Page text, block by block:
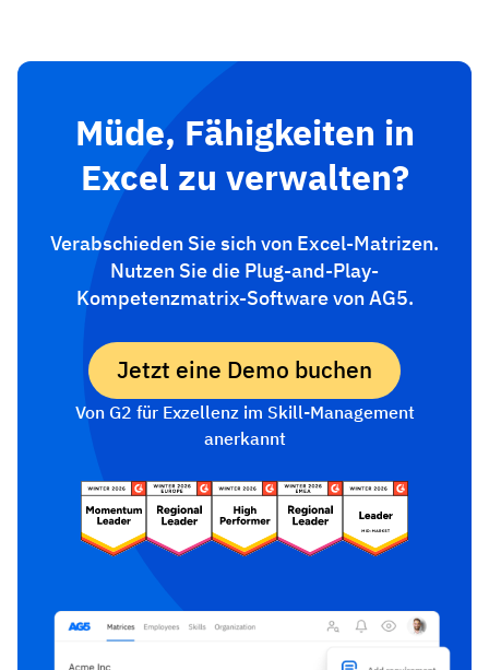
Müde, Fähigkeiten in
Excel zu verwalten?
Verabschieden Sie sich von Excel-Matrizen.
Nutzen Sie die Plug-and-Play-
Kompetenzmatrix-Software von AG5.
Jetzt eine Demo buchen
Von G2 für Exzellenz im Skill-Management
anerkannt